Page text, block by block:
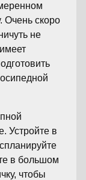
Очень скоро
не
Устройте в
в большом
чтобы